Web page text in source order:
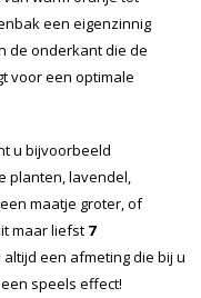
een eigenzinnig
de onderkant die de
voor een optimale
u bijvoorbeeld
planten, lavendel,
maatje groter, of
maar liefst 7
altijd een afmeting die bij u
speels effect!